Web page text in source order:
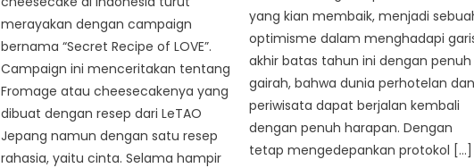
merayakan dengan campaign
bernama “Secret Recipe of LOVE”.
Campaign ini menceritakan tentang
Fromage atau cheesecakenya yang
dibuat dengan resep dari LeTAO
Jepang namun dengan satu resep
rahasia, yaitu cinta. Selama hampir
yang kian membaik, menjadi
optimisme dalam menghadapi
akhir batas tahun ini dengan penuh
gairah, bahwa dunia perhotelan
periwisata dapat berjalan kembali
dengan penuh harapan. Dengan
tetap mengedepankan protokol […]